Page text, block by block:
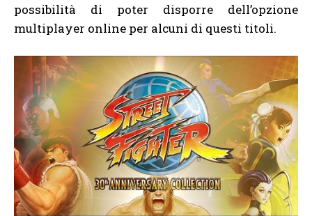
possibilità di poter disporre dell’opzione
multiplayer online per alcuni di questi titoli.